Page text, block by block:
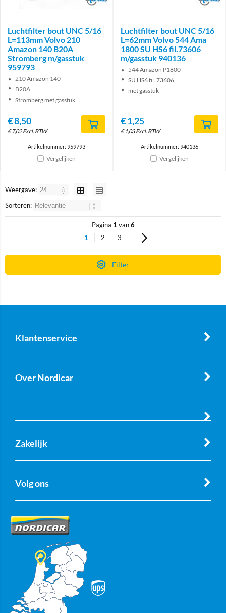
Luchtfilter bout UNC 5/16
L=113mm Volvo 210
Amazon 140 B20A
Stromberg m/gasstuk
959793
210 Amazon 140
B20A
Stromberg met gasstuk
€8,50
€7,02 Excl. BTW
Artikelnummer: 959793
Vergelijken
Luchtfilter bout UNC 5/16
L=62mm Volvo 544 Ama
1800 SU HS6 fil.73606
m/gasstuk 940136
544 Amazon P1800
SU HS6 fil. 73606
met gasstuk
€1,25
€1,03 Excl. BTW
Artikelnummer: 940136
Vergelijken
Weergave:
Sorteren:
Pagina 1 van6
1 2 3
Filter
Klantenservice
Over Nordicar
Zakelijk
Volg ons